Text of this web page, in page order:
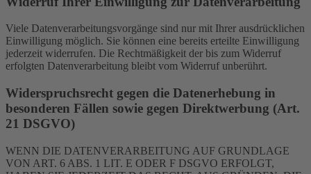
Viele Datenverarbeitungsvorgänge sind nur mit Ihrer ausdrücklichen
Einwilligung möglich. Sie können eine bereits erteilte Einwilligung
jederzeit widerrufen. Die Rechtmäßigkeit der bis zum Widerruf
erfolgten Datenverarbeitung bleibt vom Widerruf unberührt.
Widerspruchsrecht gegen die Datenerhebung in
besonderen Fällen sowie gegen Direktwerbung (Art.
21 DSGVO)
WENN DIE DATENVERARBEITUNG AUF GRUNDLAGE
VON ART. 6 ABS. 1 LIT. E ODER F DSGVO ERFOLGT,